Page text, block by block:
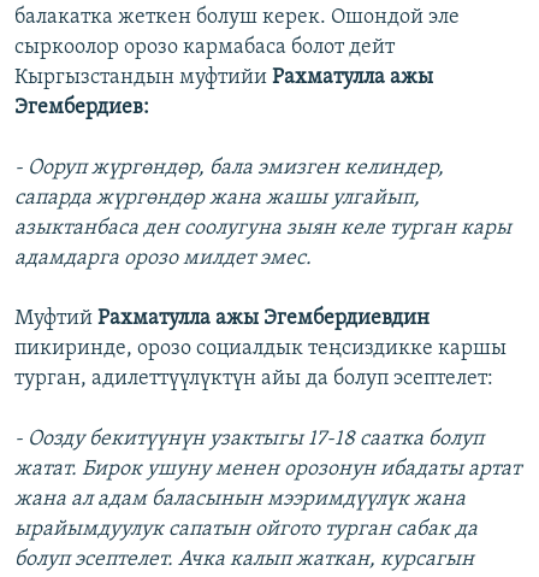
балакатка жеткен болуш керек. Ошондой эле
сыркоолор орозо кармабаса болот дейт
Кыргызстандын муфтийи Рахматулла ажы
Эгембердиев:
- Ооруп жүргөндөр, бала эмизген келиндер,
сапарда жүргөндөр жана жашы улгайып,
азыктанбаса ден соолугуна зыян келе турган кары
адамдарга орозо милдет эмес.
Муфтий Рахматулла ажы Эгембердиевдин
пикиринде, орозо социалдык теңсиздикке каршы
турган, адилеттүүлүктүн айы да болуп эсептелет:
- Оозду бекитүүнүн узактыгы 17-18 саатка болуп
жатат. Бирок ушуну менен орозонун ибадаты артат
жана ал адам баласынын мээримдүүлүк жана
ырайымдуулук сапатын ойгото турган сабак да
болуп эсептелет. Ачка калып жаткан, курсагын